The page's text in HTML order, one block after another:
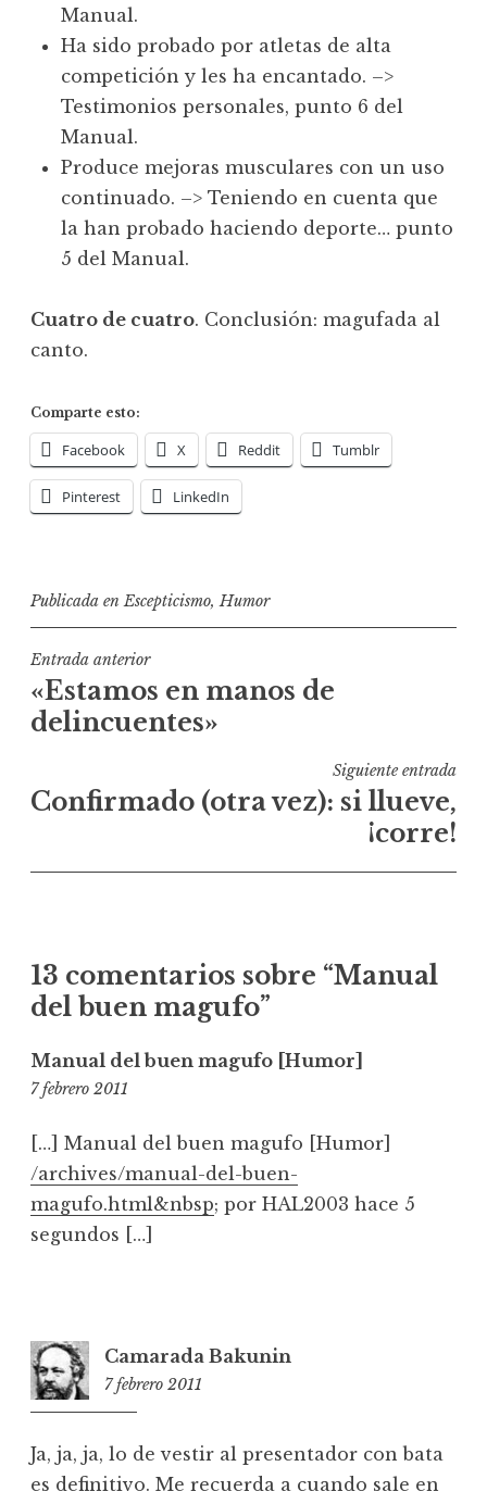
Manual.
Ha sido probado por atletas de alta
competición y les ha encantado. –>
Testimonios personales, punto 6 del
Manual.
Produce mejoras musculares con un uso
continuado. –> Teniendo en cuenta que
la han probado haciendo deporte… punto
5 del Manual.
Cuatro de cuatro. Conclusión: magufada al
canto.
Comparte esto:
Facebook X Reddit Tumblr
Pinterest LinkedIn
Publicada enEscepticismo,Humor
Navegación
de
entradas
Entrada anterior
«Estamos en manos de
delincuentes»
Siguiente entrada
Confirmado (otra vez): si llueve,
¡corre!
13 comentarios sobre “Manual
del buen magufo”
Manual del buen magufo [Humor]
7 febrero 2011
[…] Manual del buen magufo [Humor]
/archives/manual-del-buen-
magufo.html&nbsp; por HAL2003 hace 5
segundos […]
Camarada Bakunin
7 febrero 2011
Ja, ja, ja, lo de vestir al presentador con bata
es definitivo. Me recuerda a cuando sale en